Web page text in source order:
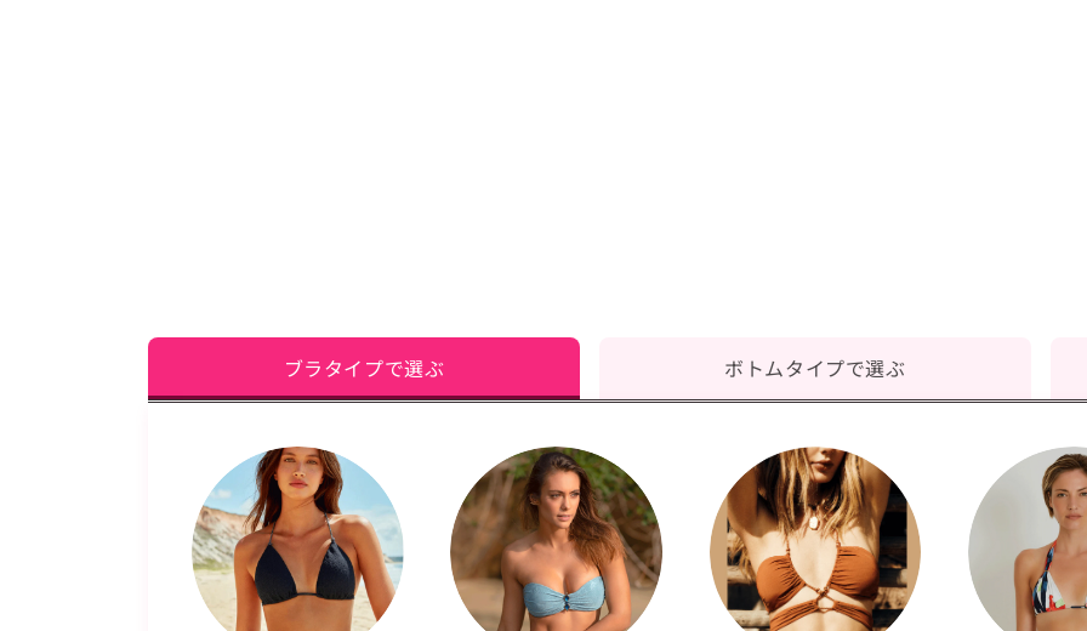
ブラタイプで選ぶ ボトムタイプで選ぶ